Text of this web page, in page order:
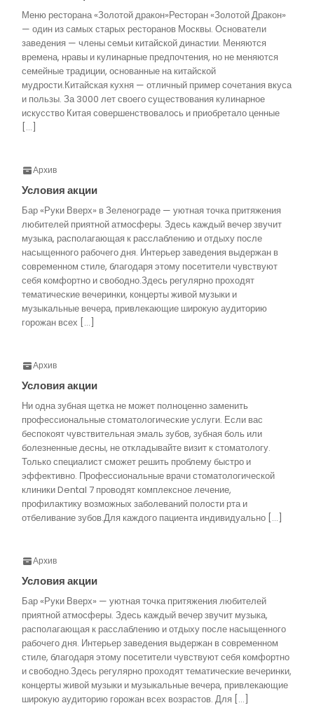
Меню ресторана «Золотой дракон»Ресторан «Золотой Дракон»
— один из самых старых ресторанов Москвы. Основатели
заведения — члены семьи китайской династии. Меняются
времена, нравы и кулинарные предпочтения, но не меняются
семейные традиции, основанные на китайской
мудрости.Китайская кухня — отличный пример сочетания вкуса
и пользы. За 3000 лет своего существования кулинарное
искусство Китая совершенствовалось и приобретало ценные
[…]
Архив
Условия акции
Бар «Руки Вверх» в Зеленограде — уютная точка притяжения
любителей приятной атмосферы. Здесь каждый вечер звучит
музыка, располагающая к расслаблению и отдыху после
насыщенного рабочего дня. Интерьер заведения выдержан в
современном стиле, благодаря этому посетители чувствуют
себя комфортно и свободно.Здесь регулярно проходят
тематические вечеринки, концерты живой музыки и
музыкальные вечера, привлекающие широкую аудиторию
горожан всех […]
Архив
Условия акции
Ни одна зубная щетка не может полноценно заменить
профессиональные стоматологические услуги. Если вас
беспокоят чувствительная эмаль зубов, зубная боль или
болезненные десны, не откладывайте визит к стоматологу.
Только специалист сможет решить проблему быстро и
эффективно. Профессиональные врачи стоматологической
клиники Dental 7 проводят комплексное лечение,
профилактику возможных заболеваний полости рта и
отбеливание зубов.Для каждого пациента индивидуально […]
Архив
Условия акции
Бар «Руки Вверх» — уютная точка притяжения любителей
приятной атмосферы. Здесь каждый вечер звучит музыка,
располагающая к расслаблению и отдыху после насыщенного
рабочего дня. Интерьер заведения выдержан в современном
стиле, благодаря этому посетители чувствуют себя комфортно
и свободно.Здесь регулярно проходят тематические вечеринки,
концерты живой музыки и музыкальные вечера, привлекающие
широкую аудиторию горожан всех возрастов. Для […]